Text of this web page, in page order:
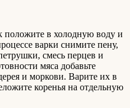
положите в холодную воду и
варки снимите пену,
смесь перцев и
мяса добавьте
и моркови. Варите их в
коренья на отдельную